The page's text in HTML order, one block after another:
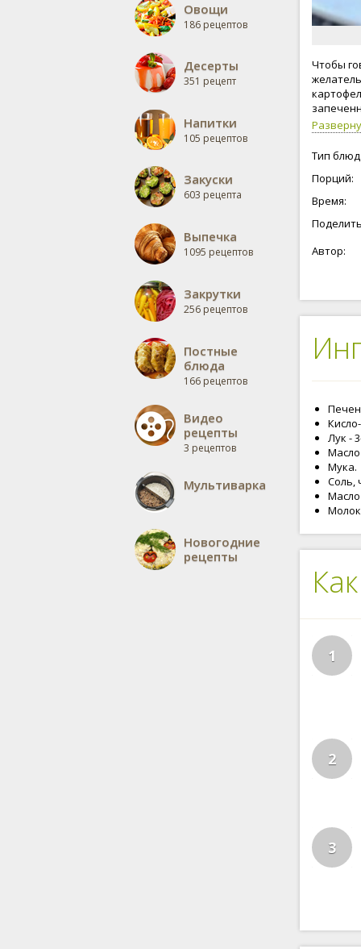
Овощи
186 рецептов
Десерты
351 рецепт
Напитки
105 рецептов
Закуски
603 рецепта
Выпечка
1095 рецептов
Закрутки
256 рецептов
Постные
блюда
166 рецептов
Видео
рецепты
3 рецептов
Мультиварка
Новогодние
рецепты
Чтобы
Тип
Порций:
Время:
Автор:
Лук -
Мука.
Соль,
1
2
3